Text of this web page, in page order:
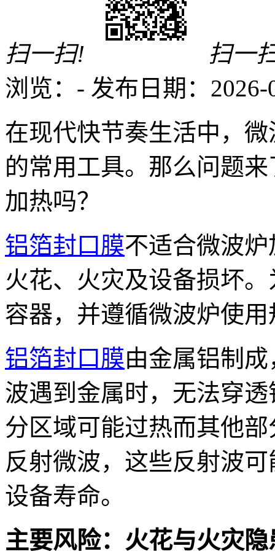
扫一扫!
扫一
浏览： - 发布日期：2026-
在现代快节奏生活中，
的常用工具。那么问题
加热吗？
铝箔封口膜不适合微波
火花、火灾及设备损坏
容器，并遵循微波炉使用
铝箔封口膜由金属铝制
波遇到金属时，无法穿
分区域可能过热而其他
反射微波，这些反射波
设备寿命。
主要风险：火花与火灾隐